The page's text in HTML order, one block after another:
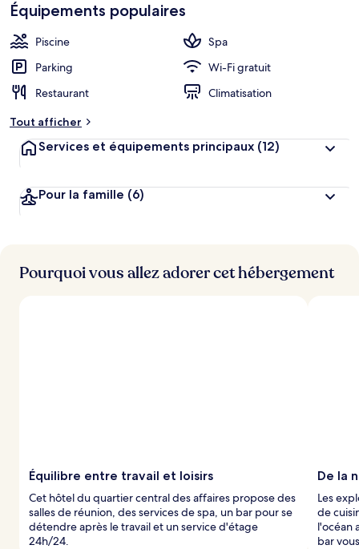
Équipements populaires
Piscine
Spa
Parking
Wi-Fi gratuit
Restaurant
Climatisation
Tout afficher
Services et équipements principaux (12)
Pour la famille (6)
Pourquoi vous allez adorer cet hébergement
Équilibre entre travail et loisirs
Cet hôtel du quartier central des affaires propose des
salles de réunion, des services de spa, un bar pour se
détendre après le travail et un service d'étage
24h/24.
De la
Les
de
l'océan
bar